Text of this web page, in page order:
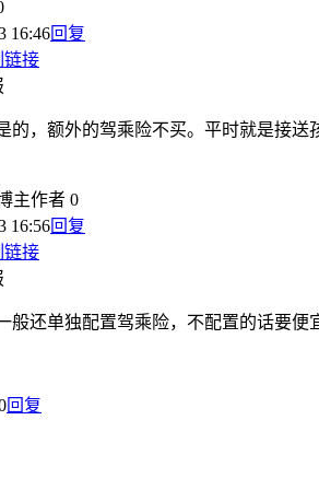
16:46回复
链接
的，额外的驾乘险不买。平时就是接送
作者 0
16:56回复
链接
般还单独配置驾乘险，不配置的话要便
回复